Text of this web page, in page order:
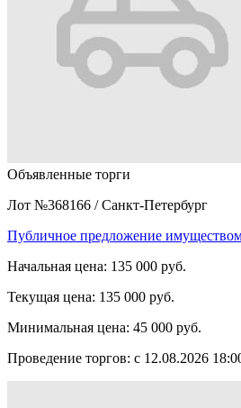
Объявленные торги
Лот №368166 / Санкт-Петербург
Публичное предложение
Начальная цена: 135 000 руб.
Текущая цена: 135 000 руб.
Минимальная цена: 45 000 руб.
Проведение торгов: с 12.08.2026